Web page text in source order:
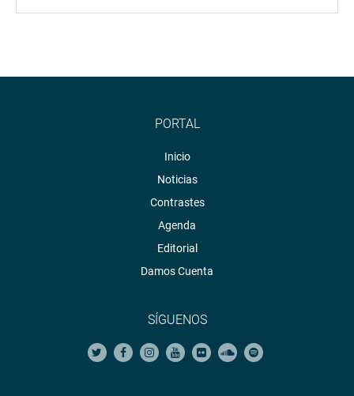
PORTAL
Inicio
Noticias
Contrastes
Agenda
Editorial
Damos Cuenta
SÍGUENOS